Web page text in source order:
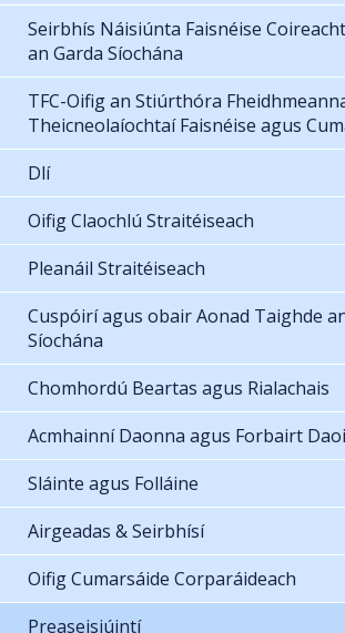
Seirbhís Náisiúnta Faisnéise
an Garda Síochána
TFC-Oifig an Stiúrthóra
Theicneolaíochtaí Faisnéise agus
Dlí
Oifig Claochlú Straitéiseach
Pleanáil Straitéiseach
Cuspóirí agus obair Aonad Taighde
Síochána
Chomhordú Beartas agus Rialachais
Acmhainní Daonna agus Forbairt
Sláinte agus Folláine
Airgeadas & Seirbhísí
Oifig Cumarsáide Corparáideach
Preaseisiúintí